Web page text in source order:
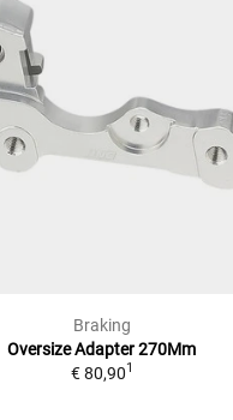
Braking
Oversize Adapter 270Mm
€ 80,901